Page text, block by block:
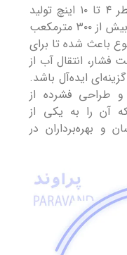
سری SP در مدل‌های مختلف از قطر ۴ تا ۱۰ اینچ تولید
می‌شود و محدوده دبی آن از ۵ تا بیش از ۳۰۰ مترمکعب
باعث شده تا برای
فشار، انتقال آب از
ایده‌آل باشد.
و طراحی فشرده از
آن را به یکی از
و بهره‌برداران در